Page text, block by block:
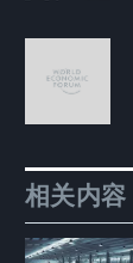
相关内容